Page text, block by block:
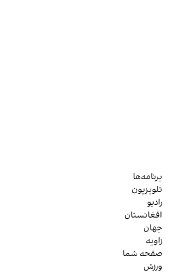
برنامه‌ها
تلویزیون
رادیو
افغانستان
جهان
زاویه
صفحه شما
ورزش